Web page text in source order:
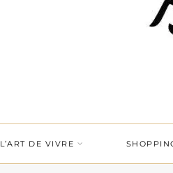
L’ART DE VIVRE